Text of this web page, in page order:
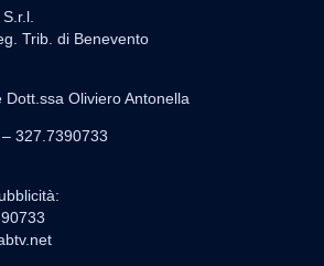
Trib. di Benevento
Oliviero Antonella
327.7390733